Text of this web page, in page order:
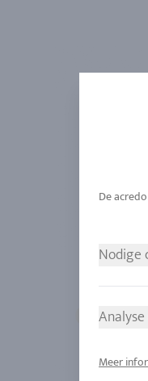
Goud van
Platina van
Nodige
Meer